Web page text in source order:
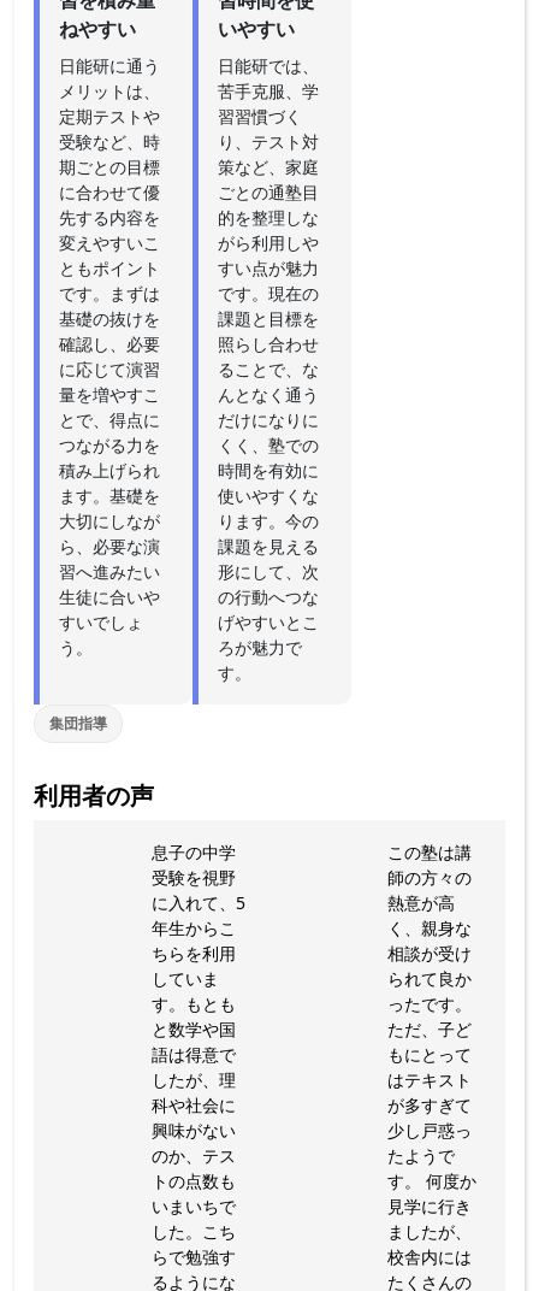
ねやすい
日能研に通う
メリットは、
定期テストや
受験など、時
期ごとの目標
に合わせて優
先する内容を
変えやすいこ
ともポイント
です。まずは
基礎の抜けを
確認し、必要
に応じて演習
量を増やすこ
とで、得点に
つながる力を
積み上げられ
ます。基礎を
大切にしなが
ら、必要な演
習へ進みたい
生徒に合いや
すいでしょ
う。
いやすい
日能研では、
苦手克服、学
習習慣づく
り、テスト対
策など、家庭
ごとの通塾目
的を整理しな
がら利用しや
すい点が魅力
です。現在の
課題と目標を
照らし合わせ
ることで、な
んとなく通う
だけになりに
くく、塾での
時間を有効に
使いやすくな
ります。今の
課題を見える
形にして、次
の行動へつな
げやすいとこ
ろが魅力で
す。
集団指導
利用者の声
息子の中学
受験を視野
に入れて、5
年生からこ
ちらを利用
していま
す。もとも
と数学や国
語は得意で
したが、理
科や社会に
興味がない
のか、テス
トの点数も
いまいちで
した。こち
らで勉強す
るようにな
この塾は講
師の方々の
熱意が高
く、親身な
相談が受け
られて良か
ったです。
ただ、子ど
もにとって
はテキスト
が多すぎて
少し戸惑っ
たようで
す。 何度か
見学に行き
ましたが、
校舎内には
たくさんの